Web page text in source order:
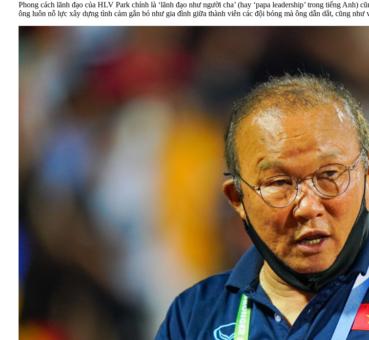
Phong cách lãnh đạo của HLV Park chính là ‘lãnh đạo như người cha’ (hay ‘papa leadership’ trong tiếng Anh)
ông luôn nỗ lực xây dựng tình cảm gắn bó như gia đình giữa thành viên các đội bóng mà ông dẫn dắt, cũng